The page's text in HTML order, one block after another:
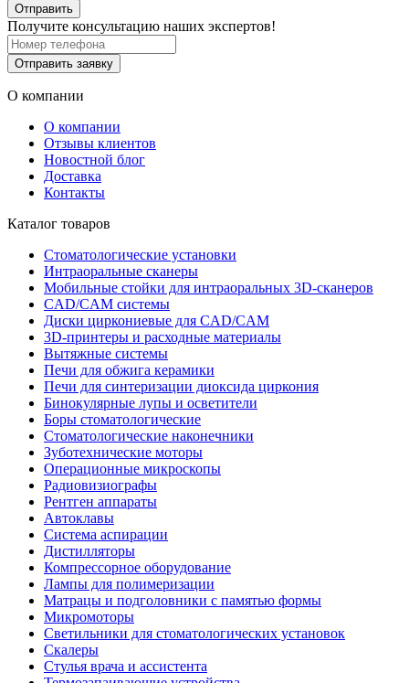
Отправить
Получите консультацию наших экспертов!
Отправить заявку
О компании
О компании
Отзывы клиентов
Новостной блог
Доставка
Контакты
Каталог товаров
Стоматологические установки
Интраоральные сканеры
Мобильные стойки для интраоральных 3D-сканеров
CAD/CAM системы
Диски циркониевые для CAD/CAM
3D-принтеры и расходные материалы
Вытяжные системы
Печи для обжига керамики
Печи для синтеризации диоксида циркония
Бинокулярные лупы и осветители
Боры стоматологические
Стоматологические наконечники
Зуботехнические моторы
Операционные микроскопы
Радиовизиографы
Рентген аппараты
Автоклавы
Система аспирации
Дистилляторы
Компрессорное оборудование
Лампы для полимеризации
Матрацы и подголовники с памятью формы
Микромоторы
Светильники для стоматологических установок
Скалеры
Стулья врача и ассистента